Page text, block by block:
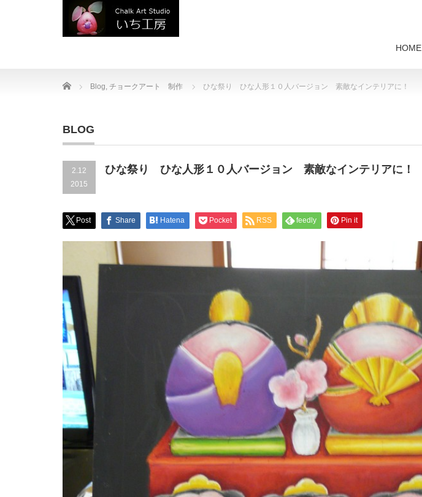
HOME
Home Blog, チョークアート 制作 ひな祭り ひな人形１０人バージョン 素敵なインテリアに！
BLOG
2.12
2015
ひな祭り ひな人形１０人バージョン 素敵なインテリアに！
Post Share Hatena Pocket RSS feedly Pin it